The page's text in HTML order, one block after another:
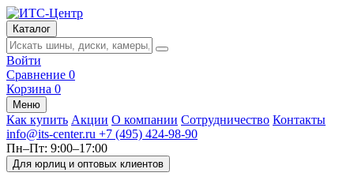
Каталог
Войти
Сравнение 0
Корзина 0
Меню
Как купить Акции О компании Сотрудничество Контакты
info@its-center.ru +7 (495) 424-98-90
Пн–Пт: 9:00–17:00
Для юрлиц и оптовых клиентов